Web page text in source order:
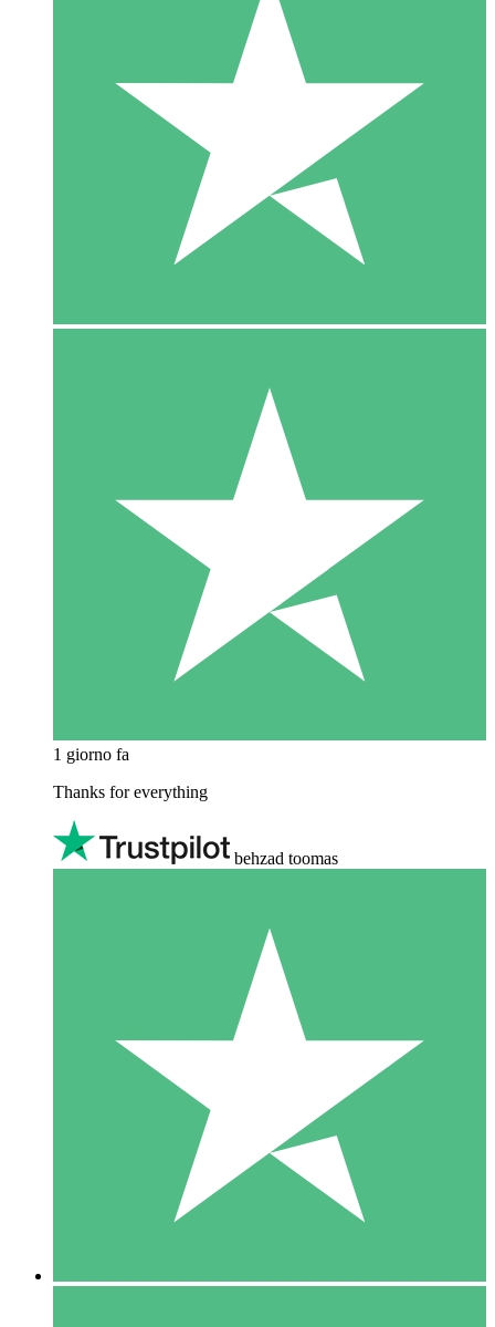
1 giorno fa
Thanks for everything
behzad toomas